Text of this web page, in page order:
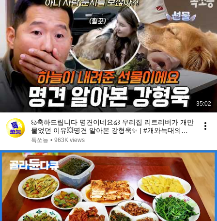
35:02
꒰ა축하드립니다 명견이네요໒꒱ 우리집 리트리버가 개만
물었던 이유💥명견 알아본 강형욱✨ | #개와늑대의시
간2 6회
톡쏘능 • 963K views